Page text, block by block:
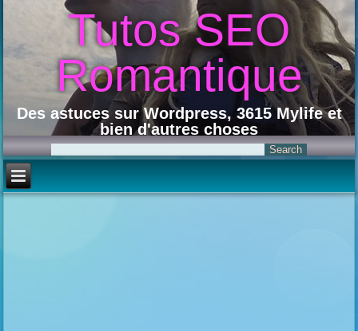
Tutos SEO
Romantique
Des astuces sur Wordpress, 3615 Mylife et
bien d'autres choses